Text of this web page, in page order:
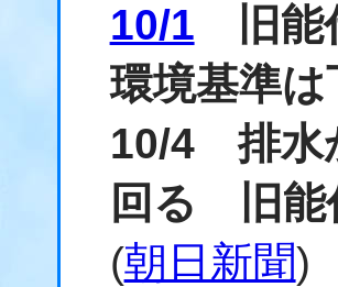
10/1 旧能
環境基準は
10/4 排水
回る 旧能
(朝日新聞)